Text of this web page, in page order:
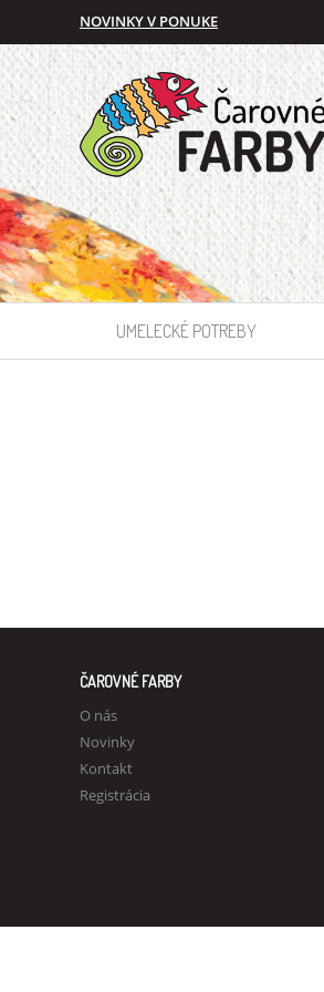
NOVINKY V PONUKE
UMELECKÉ POTREBY
ČAROVNÉ FARBY
O nás
Novinky
Kontakt
Registrácia